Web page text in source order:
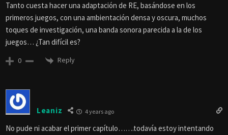
Tanto cuesta hacer una adaptación de RE, basándose en los
primeros juegos, con una ambientación densa y oscura, muchos
toques de investigación, una banda sonora parecida a la de los
juegos… ¿Tan difícil es?
0 Reply
Leaniz 4 years ago
No pude ni acabar el primer capítulo…….todavía estoy intentando